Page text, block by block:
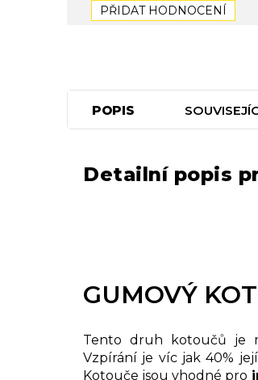
PŘIDAT HODNOCENÍ
POPIS
Detailní popis
GUMOVÝ
Tento druh kotoučů je
Vzpírání je víc jak 40%
Kotouče jsou vhodné pro